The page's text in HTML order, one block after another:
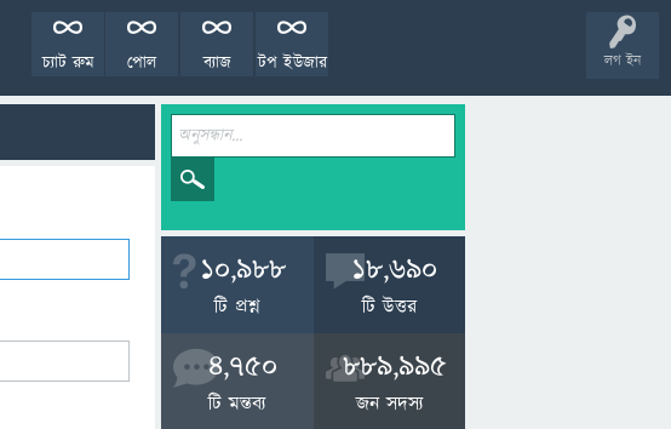
লগ ইন
টপ ইউজার
ব্যাজ
পোল
চ্যাট রুম
10,988
টি প্রশ্ন
18,690
টি উত্তর
4,750
টি মন্তব্য
889,995
জন সদস্য